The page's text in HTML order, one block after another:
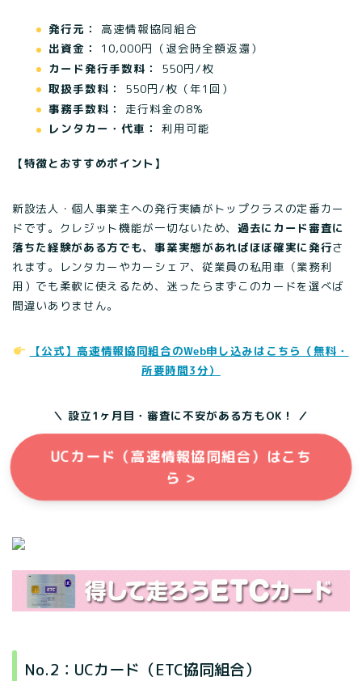
発行元：
高速情報協同組合
出資金：
10,000円（退会時全額返還）
カード発行手数料：
550円/枚
取扱手数料：
550円/枚（年1回）
事務手数料：
走行料金の8%
レンタカー・代車：
利用可能
【特徴とおすすめポイント】
新設法人・個人事業主への発行実績がトップクラスの定番カー
ドです。クレジット機能が一切ないため、 過去にカード審査に
落ちた経験がある方でも、事業実態があればほぼ確実に発行さ
れます。レンタカーやカーシェア、従業員の私用車（業務利
用）でも柔軟に使えるため、迷ったらまずこのカードを選べば
間違いありません。
【公式】高速情報協同組合のWeb申し込みはこちら（無料・
所要時間3分）
＼ 設立1ヶ月目・審査に不安がある方もOK！ ／
UCカード（高速情報協同組合）はこち
ら >
No.2：UCカード（ETC協同組合）